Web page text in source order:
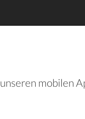
mobilen